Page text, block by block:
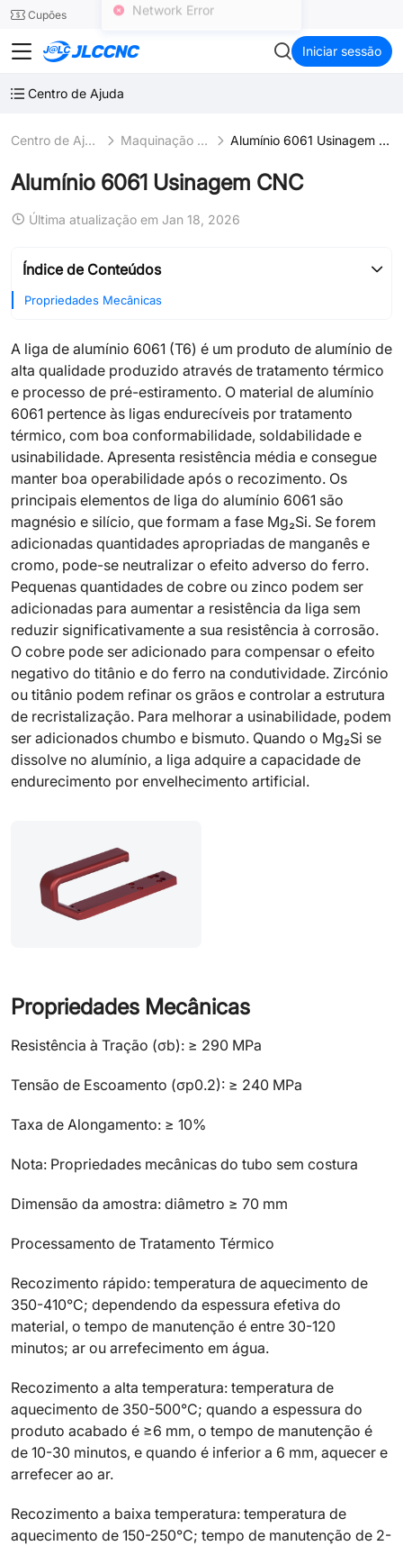
24SMTCupões
JLCCNC Iniciar sessão
Centro de Ajuda
Centro de Ajuda Maquinação CNC de Alumínio Alumínio 6061 Usinagem CNC
Alumínio 6061 Usinagem CNC
Última atualização em Jan 18, 2026
Índice de Conteúdos
Propriedades Mecânicas
A liga de alumínio 6061 (T6) é um produto de alumínio de
alta qualidade produzido através de tratamento térmico
e processo de pré-estiramento. O material de alumínio
6061 pertence às ligas endurecíveis por tratamento
térmico, com boa conformabilidade, soldabilidade e
usinabilidade. Apresenta resistência média e consegue
manter boa operabilidade após o recozimento. Os
principais elementos de liga do alumínio 6061 são
magnésio e silício, que formam a fase Mg₂Si. Se forem
adicionadas quantidades apropriadas de manganês e
cromo, pode-se neutralizar o efeito adverso do ferro.
Pequenas quantidades de cobre ou zinco podem ser
adicionadas para aumentar a resistência da liga sem
reduzir significativamente a sua resistência à corrosão.
O cobre pode ser adicionado para compensar o efeito
negativo do titânio e do ferro na condutividade. Zircónio
ou titânio podem refinar os grãos e controlar a estrutura
de recristalização. Para melhorar a usinabilidade, podem
ser adicionados chumbo e bismuto. Quando o Mg₂Si se
dissolve no alumínio, a liga adquire a capacidade de
endurecimento por envelhecimento artificial.
Propriedades Mecânicas
Resistência à Tração (σb): ≥ 290 MPa
Tensão de Escoamento (σp0.2): ≥ 240 MPa
Taxa de Alongamento: ≥ 10%
Nota: Propriedades mecânicas do tubo sem costura
Dimensão da amostra: diâmetro ≥ 70 mm
Processamento de Tratamento Térmico
Recozimento rápido: temperatura de aquecimento de
350-410°C; dependendo da espessura efetiva do
material, o tempo de manutenção é entre 30-120
minutos; ar ou arrefecimento em água.
Recozimento a alta temperatura: temperatura de
aquecimento de 350-500°C; quando a espessura do
produto acabado é ≥6 mm, o tempo de manutenção é
de 10-30 minutos, e quando é inferior a 6 mm, aquecer e
arrefecer ao ar.
Recozimento a baixa temperatura: temperatura de
aquecimento de 150-250°C; tempo de manutenção de 2-